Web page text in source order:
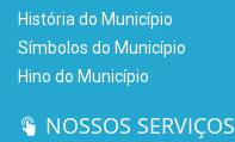
História do Município
Símbolos do Município
Hino do Município
NOSSOS SERVIÇOS